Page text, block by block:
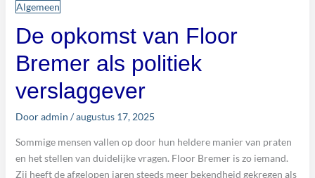
Algemeen
De opkomst van Floor
Bremer als politiek
verslaggever
Dooradmin /augustus 17, 2025
Sommige mensen vallen op door hun heldere manier van praten
en het stellen van duidelijke vragen. Floor Bremer is zo iemand.
Zij heeft de afgelopen jaren steeds meer bekendheid gekregen als